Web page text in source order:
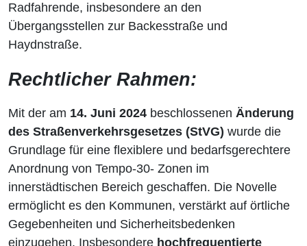
Radfahrende, insbesondere an den
Übergangsstellen zur Backesstraße und
Haydnstraße.
Rechtlicher Rahmen:
Mit der am 14. Juni 2024 beschlossenen Änderung
des Straßenverkehrsgesetzes (StVG) wurde die
Grundlage für eine flexiblere und bedarfsgerechtere
Anordnung von Tempo-30- Zonen im
innerstädtischen Bereich geschaffen. Die Novelle
ermöglicht es den Kommunen, verstärkt auf örtliche
Gegebenheiten und Sicherheitsbedenken
einzugehen. Insbesondere hochfrequentierte